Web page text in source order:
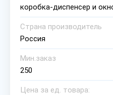
коробка-диспенсер и
Страна производитель
Россия
Мин.заказ
250
Цена за ед. товара: